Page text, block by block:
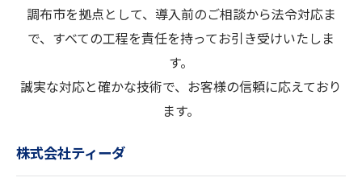
調布市を拠点として、導入前のご相談から法令対応ま
で、すべての工程を責任を持ってお引き受けいたしま
す。
誠実な対応と確かな技術で、お客様の信頼に応えており
ます。
株式会社ティーダ